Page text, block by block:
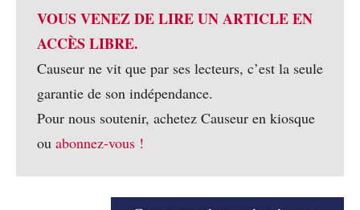
VOUS VENEZ DE LIRE UN ARTICLE EN
ACCÈS LIBRE.
Causeur ne vit que par ses lecteurs, c’est la seule
garantie de son indépendance.
Pour nous soutenir, achetez Causeur en kiosque
ou abonnez-vous !